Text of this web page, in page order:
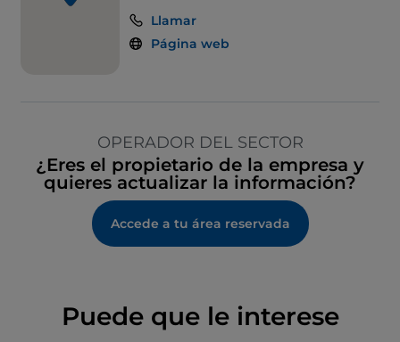
Llamar
Página web
OPERADOR DEL SECTOR
¿Eres el propietario de la empresa y
quieres actualizar la información?
Accede a tu área reservada
Puede que le interese